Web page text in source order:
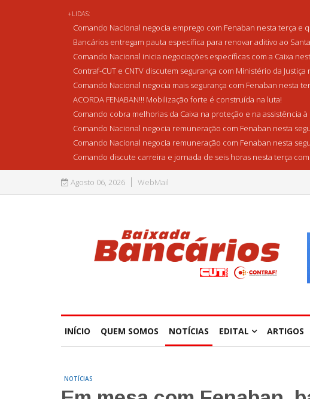
+LIDAS:
Comando Nacional negocia emprego com Fenaban nesta terça e
Bancários entregam pauta específica para renovar aditivo ao
Comando Nacional inicia negociações específicas com a Caixa
Contraf-CUT e CNTV discutem segurança com Ministério da Justiça
Comando Nacional negocia mais segurança com Fenaban nesta
ACORDA FENABAN!!! Mobilização forte é construída na luta!
Comando cobra melhorias da Caixa na proteção e na assistência à
Comando Nacional negocia remuneração com Fenaban nesta
Comando Nacional negocia remuneração com Fenaban nesta
Comando discute carreira e jornada de seis horas nesta terça com
Agosto 06, 2026 WebMail
INÍCIO QUEM SOMOS NOTÍCIAS EDITAL ARTIGOS
NOTÍCIAS